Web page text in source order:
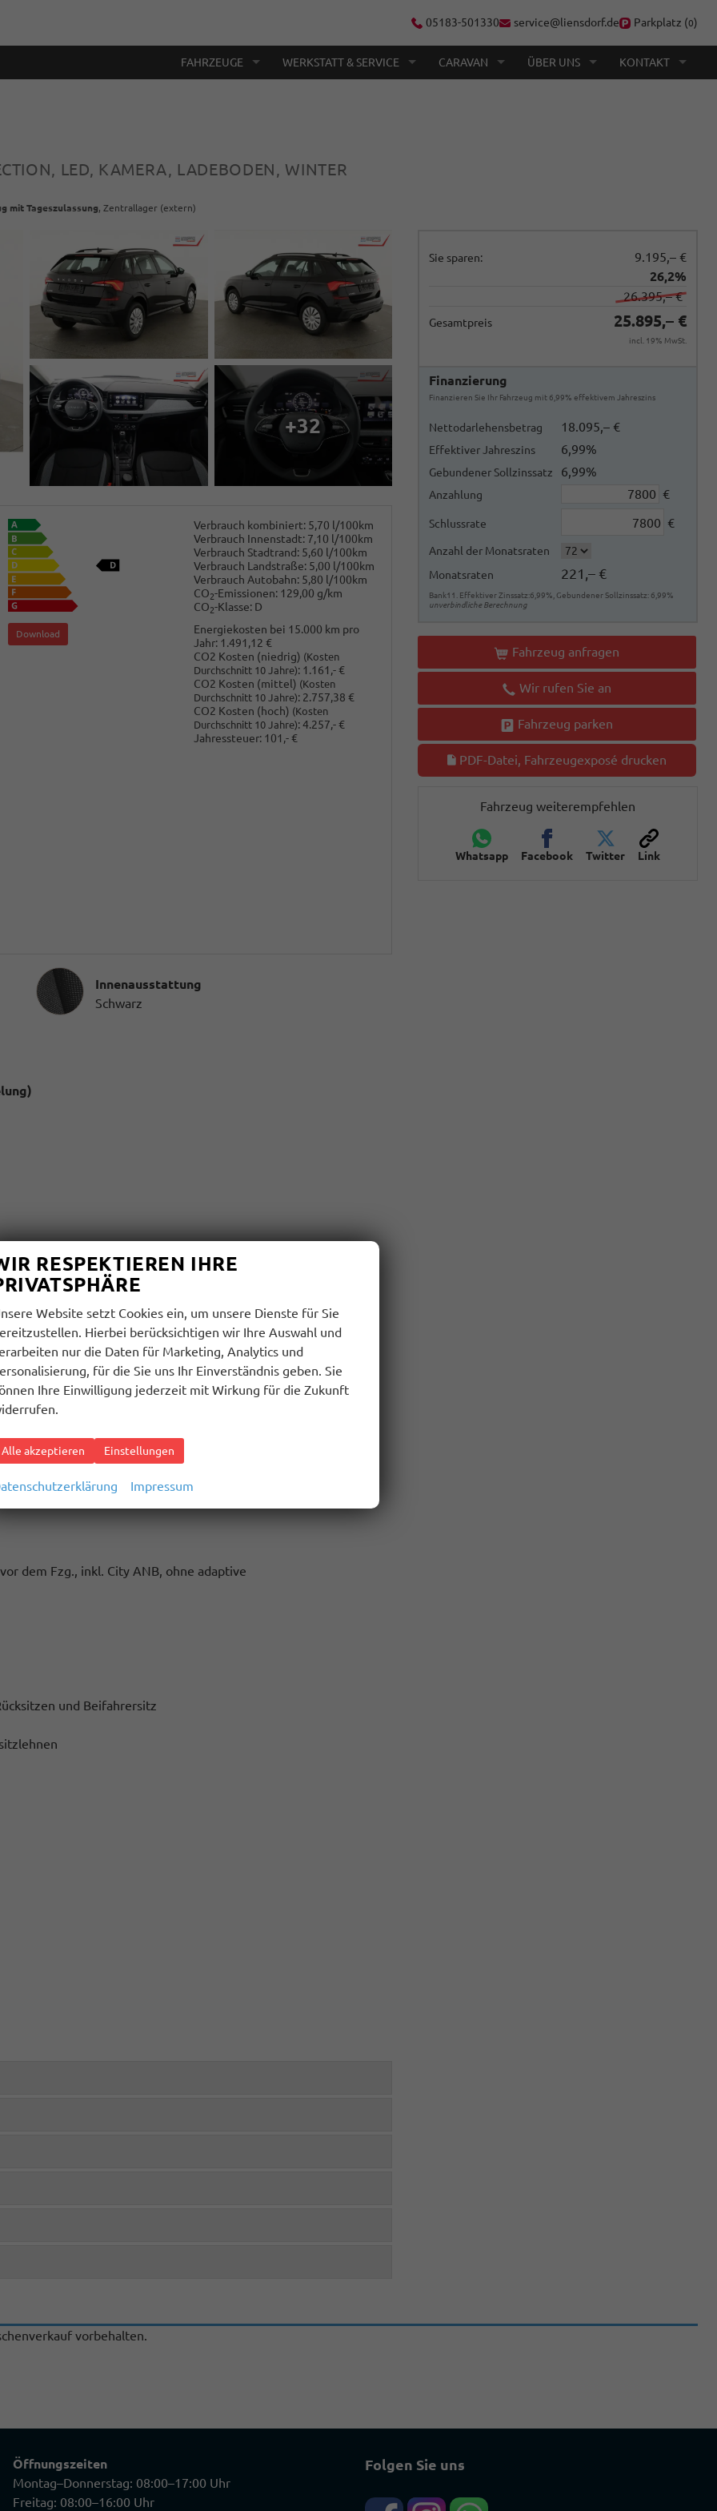
05183-501330 service@liensdorf.de Parkplatz (0)
FAHRZEUGE WERKSTATT & SERVICE CARAVAN ÜBER UNS KONTAKT
LED, KAMERA, LADEBODEN, WINTER
mit Tageszulassung, Zentrallager (extern)
Sie sparen:
9.195,– €
26,2%
26.395,– €
Gesamtpreis 25.895,– €
incl. 19% MwSt.
Finanzierung
Finanzieren Sie Ihr Fahrzeug mit 6,99% effektivem Jahreszins
Nettodarlehensbetrag 18.095,– €
Effektiver Jahreszins 6,99%
Gebundener Sollzinssatz 6,99%
Anzahlung €
Schlussrate €
Anzahl der Monatsraten
Monatsraten
221,– €
Bank11. Effektiver Zinssatz:6,99%, Gebundener Sollzinssatz: 6,99%
unverbindliche Berechnung
Fahrzeug anfragen
Wir rufen Sie an
Fahrzeug parken
PDF-Datei, Fahrzeugexposé drucken
Fahrzeug weiterempfehlen
Whatsapp Facebook Twitter Link
+32
Verbrauch kombiniert: 5,70 l/100km
Verbrauch Innenstadt: 7,10 l/100km
Verbrauch Stadtrand: 5,60 l/100km
Verbrauch Landstraße: 5,00 l/100km
Verbrauch Autobahn: 5,80 l/100km
CO2-Emissionen: 129,00 g/km
CO2-Klasse: D
Download
Energiekosten bei 15.000 km pro
Jahr: 1.491,12 €
CO2 Kosten (niedrig) (Kosten
Durchschnitt 10 Jahre): 1.161,- €
CO2 Kosten (mittel) (Kosten
Durchschnitt 10 Jahre): 2.757,38 €
CO2 Kosten (hoch) (Kosten
Durchschnitt 10 Jahre): 4.257,- €
Jahressteuer: 101,- €
InnenausstattungInnenausstattung
Schwarz
Connect möglich (kompatibles Smartphone erforderlich))
dem Fzg., inkl. City ANB, ohne adaptive
und Beifahrersitz
vorbehalten.
Öffnungszeiten
Montag–Donnerstag: 08:00–17:00 Uhr
Freitag: 08:00–16:00 Uhr
Folgen Sie uns
RESPEKTIEREN IHRE
Website setzt Cookies ein, um unsere Dienste für Sie
Hierbei berücksichtigen wir Ihre Auswahl und
nur die Daten für Marketing, Analytics und
für die Sie uns Ihr Einverständnis geben. Sie
Ihre Einwilligung jederzeit mit Wirkung für die Zukunft
Alle akzeptieren Einstellungen
Impressum